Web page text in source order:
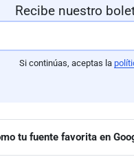
Recibe nuestro
Si continúas, aceptas la
tu fuente favorita en